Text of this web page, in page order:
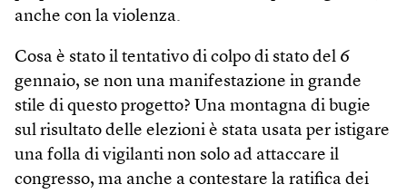
anche con la violenza.
Cosa è stato il tentativo di colpo di stato del 6
gennaio, se non una manifestazione in grande
stile di questo progetto? Una montagna di bugie
sul risultato delle elezioni è stata usata per istigare
una folla di vigilanti non solo ad attaccare il
congresso, ma anche a contestare la ratifica dei